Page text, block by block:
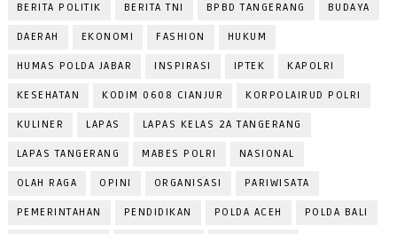
BERITA POLITIK BERITA TNI BPBD TANGERANG BUDAYA
DAERAH EKONOMI FASHION HUKUM
HUMAS POLDA JABAR INSPIRASI IPTEK KAPOLRI
KESEHATAN KODIM 0608 CIANJUR KORPOLAIRUD POLRI
KULINER LAPAS LAPAS KELAS 2A TANGERANG
LAPAS TANGERANG MABES POLRI NASIONAL
OLAH RAGA OPINI ORGANISASI PARIWISATA
PEMERINTAHAN PENDIDIKAN POLDA ACEH POLDA BALI